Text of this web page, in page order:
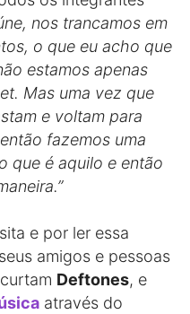
nos trancamos em
o que eu acho que
estamos apenas
Mas uma vez que
e voltam para
fazemos uma
que é aquilo e então
e por ler essa
amigos e pessoas
Deftones, e
através do